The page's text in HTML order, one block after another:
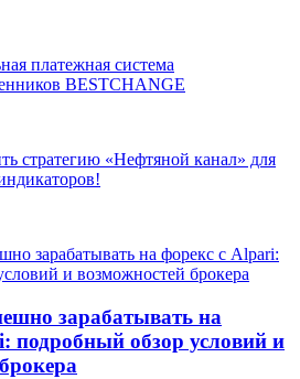
зарабатывать на
подробный обзор условий и